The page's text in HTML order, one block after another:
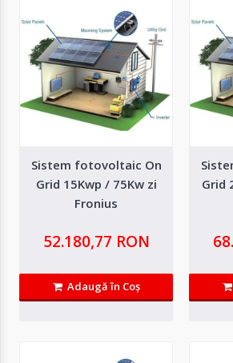
Sistemul fotovoltaic on grid cu invertor Fronius și
performanță este ..
40.363,91
Compară produsul
Sistem fotovoltaic On
Grid 15Kwp / 75Kw zi
Fronius
52.180,77 RON
Adaugă în Coş
Grid